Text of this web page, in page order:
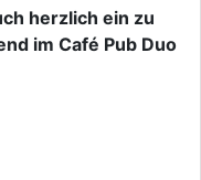
herzlich ein zu
im Café Pub Duo